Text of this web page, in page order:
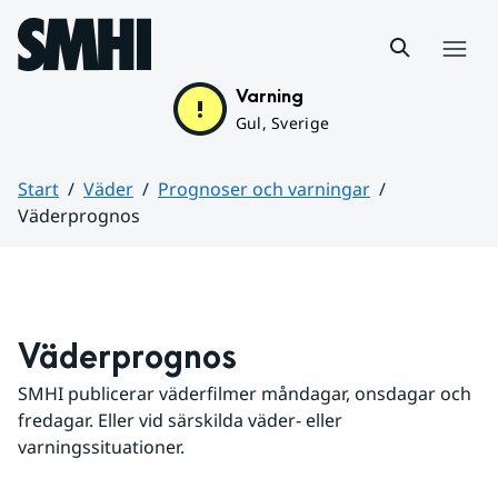
Hoppa till sidans innehåll
Varning
Gul, Sverige
Start Väder
Prognoser och varningar
Väderprognos
Väderprognos
SMHI publicerar väderfilmer måndagar, onsdagar och
fredagar. Eller vid särskilda väder- eller
varningssituationer.